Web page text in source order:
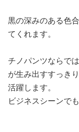
黒の深みのある色
てくれます。
チノパンツならで
が生み出すすっき
活躍します。
ビジネスシーンで